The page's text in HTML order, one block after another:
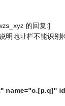
的回复:]
明地址栏不能识别
name="o.[p.q]"